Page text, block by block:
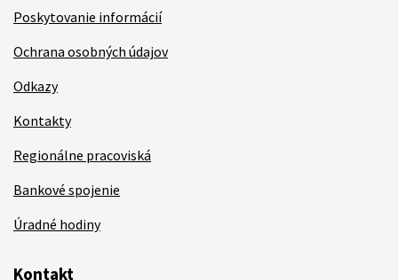
Poskytovanie informácií
Ochrana osobných údajov
Odkazy
Kontakty
Regionálne pracoviská
Bankové spojenie
Úradné hodiny
Kontakt